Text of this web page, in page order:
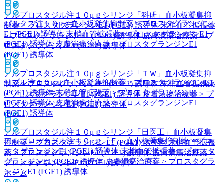
アルプロスタジル注１０μｇシリンジ「科研」
血小板凝集抑
制薬 > プロスタグランジンE1 (PGE1) 誘導体 末梢血管拡張薬
> プロスタグランジンE1 (PGE1) 誘導体 皮膚潰瘍治療薬 > プ
ロスタグランジンE1 (PGE1) 誘導体
アルプロスタジル注１０μｇシリンジ「ＴＷ」
血小板凝集抑
制薬 > プロスタグランジンE1 (PGE1) 誘導体 末梢血管拡張薬
> プロスタグランジンE1 (PGE1) 誘導体 皮膚潰瘍治療薬 > プ
ロスタグランジンE1 (PGE1) 誘導体
アルプロスタジル注１０μｇシリンジ「日医工」
血小板凝集
抑制薬 > プロスタグランジンE1 (PGE1) 誘導体 末梢血管拡張
薬 > プロスタグランジンE1 (PGE1) 誘導体 皮膚潰瘍治療薬 >
プロスタグランジンE1 (PGE1) 誘導体
ホーム
パルクス注１０μｇ血小板凝集抑制薬 > プロスタグランジン
E1 (PGE1) 誘導体 末梢血管拡張薬 > プロスタグランジンE1
(PGE1) 誘導体 皮膚潰瘍治療薬 > プロスタグランジンE1
(PGE1) 誘導体
リプル注１０μｇ血小板凝集抑制薬 > プロスタグランジンE1
(PGE1) 誘導体 末梢血管拡張薬 > プロスタグランジンE1
(PGE1) 誘導体 皮膚潰瘍治療薬 > プロスタグランジンE1
(PGE1) 誘導体
アルプロスタジル注１０μｇ「Ｆ」血小板凝集抑制薬 > プロ
スタグランジンE1 (PGE1) 誘導体 末梢血管拡張薬 > プロスタ
グランジンE1 (PGE1) 誘導体 皮膚潰瘍治療薬 > プロスタグラ
ンジンE1 (PGE1) 誘導体